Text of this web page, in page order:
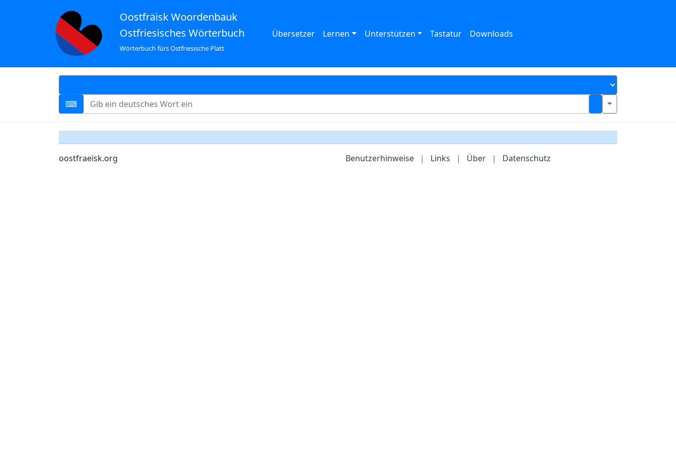
Oostfräisk Woordenbauk
Ostfriesisches Wörterbuch
Wörterbuch fürs Ostfriesische Platt
Übersetzer Lernen Unterstützen Tastatur Downloads
oostfraeisk.org Benutzerhinweise | Links | Über | Datenschutz